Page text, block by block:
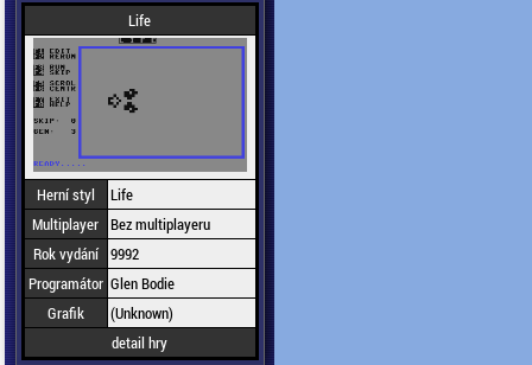
Life
Herní styl
Life
Multiplayer Bez multiplayeru
Rok vydání 9992
Programátor Glen Bodie
Grafik
(Unknown)
detail hry